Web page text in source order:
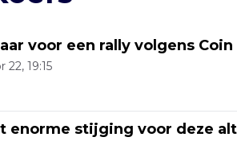
voor een rally volgens Coin
22, 19:15
enorme stijging voor deze